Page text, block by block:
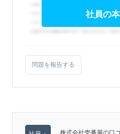
社員の
問題を報告する
株式会社壱番屋の口